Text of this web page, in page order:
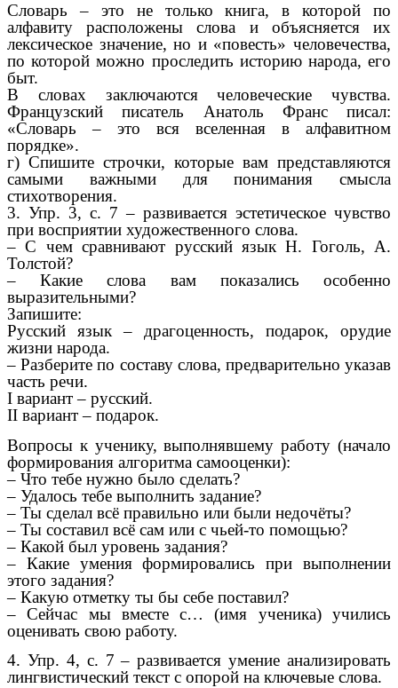
Словарь – это не только книга, в которой по
алфавиту расположены слова и объясняется их
лексическое значение, но и «повесть» человечества,
по которой можно проследить историю народа, его
быт.
В словах заключаются человеческие чувства.
Французский писатель Анатоль Франс писал:
«Словарь – это вся вселенная в алфавитном
порядке».
г) Спишите строчки, которые вам представляются
самыми важными для понимания смысла
стихотворения.
3. Упр. 3, с. 7 – развивается эстетическое чувство
при восприятии художественного слова.
– С чем сравнивают русский язык Н. Гоголь, А.
Толстой?
– Какие слова вам показались особенно
выразительными?
Запишите:
Русский язык – драгоценность, подарок, орудие
жизни народа.
– Разберите по составу слова, предварительно указав
часть речи.
I вариант – русский.
II вариант – подарок.
Вопросы к ученику, выполнявшему работу (начало
формирования алгоритма самооценки):
– Что тебе нужно было сделать?
– Удалось тебе выполнить задание?
– Ты сделал всё правильно или были недочёты?
– Ты составил всё сам или с чьей-то помощью?
– Какой был уровень задания?
– Какие умения формировались при выполнении
этого задания?
– Какую отметку ты бы себе поставил?
– Сейчас мы вместе с… (имя ученика) учились
оценивать свою работу.
4. Упр. 4, с. 7 – развивается умение анализировать
лингвистический текст с опорой на ключевые слова.